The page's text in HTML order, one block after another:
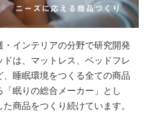
インテリアの分野で研究開発
は、マットレス、ベッドフレ
睡眠環境をつくる全ての商品
眠りの総合メーカー」とし
商品をつくり続けています。